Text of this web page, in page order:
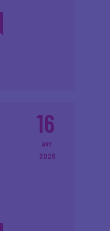
16
avr.
2026